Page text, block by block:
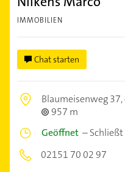
IMMOBILIEN
Chat starten
Blaumeisenweg 37,
957 m
Geöffnet –
02151 70 02 97